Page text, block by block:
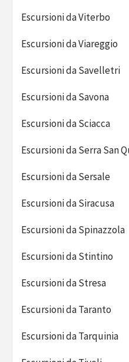
Escursioni da Viterbo
Escursioni da Viareggio
Escursioni da Savelletri
Escursioni da Savona
Escursioni da Sciacca
Escursioni da Serra San
Escursioni da Sersale
Escursioni da Siracusa
Escursioni da Spinazzola
Escursioni da Stintino
Escursioni da Stresa
Escursioni da Taranto
Escursioni da Tarquinia